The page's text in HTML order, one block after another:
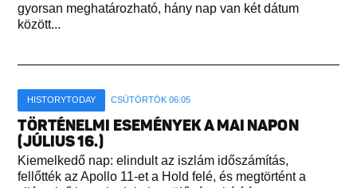
gyorsan meghatározható, hány nap van két dátum
között...
HISTORYTODAY CSÜTÖRTÖK 06:05
TÖRTÉNELMI ESEMÉNYEK A MAI NAPON
(JÚLIUS 16.)
Kiemelkedő nap: elindult az iszlám időszámítás,
fellőtték az Apollo 11-et a Hold felé, és megtörtént a